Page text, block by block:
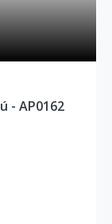
- AP0162